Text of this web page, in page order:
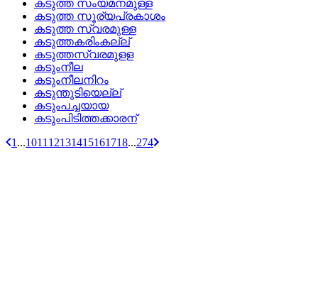
കടുത്ത സംയമനമുള്ള
കടുത്ത സൂര്യപ്രകാശം
കടുത്ത സ്വരമുള്ള
കടുത്തകരിംകല്ല്
കടുത്തസ്വരമുളള
കടുംനീല
കടുംനീലനിറം
കടുന്തുടിയെല്ല്
കടുംപച്ചയായ
കടുംപിടിത്തക്കാരന്
1 ...1011 12131415161718...274